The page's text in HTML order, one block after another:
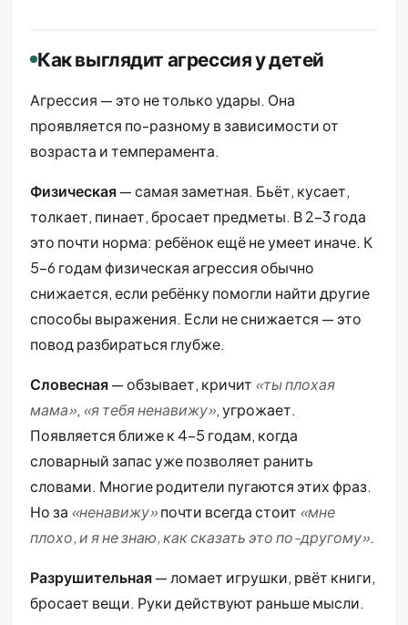
Как выглядит агрессия у детей
Агрессия — это не только удары. Она
проявляется по-разному в зависимости от
возраста и темперамента.
Физическая— самая заметная. Бьёт, кусает,
толкает, пинает, бросает предметы. В 2-3 года
это почти норма: ребёнок ещё не умеет иначе. К
5-6 годам физическая агрессия обычно
снижается, если ребёнку помогли найти другие
способы выражения. Если не снижается — это
повод разбираться глубже.
Словесная— обзывает, кричит «ты плохая
мама», «я тебя ненавижу», угрожает.
Появляется ближе к 4-5 годам, когда
словарный запас уже позволяет ранить
словами. Многие родители пугаются этих фраз.
Но за «ненавижу»почти всегда стоит «мне
плохо, и я не знаю, как сказать это по-другому».
Разрушительная— ломает игрушки, рвёт книги,
бросает вещи. Руки действуют раньше мысли.